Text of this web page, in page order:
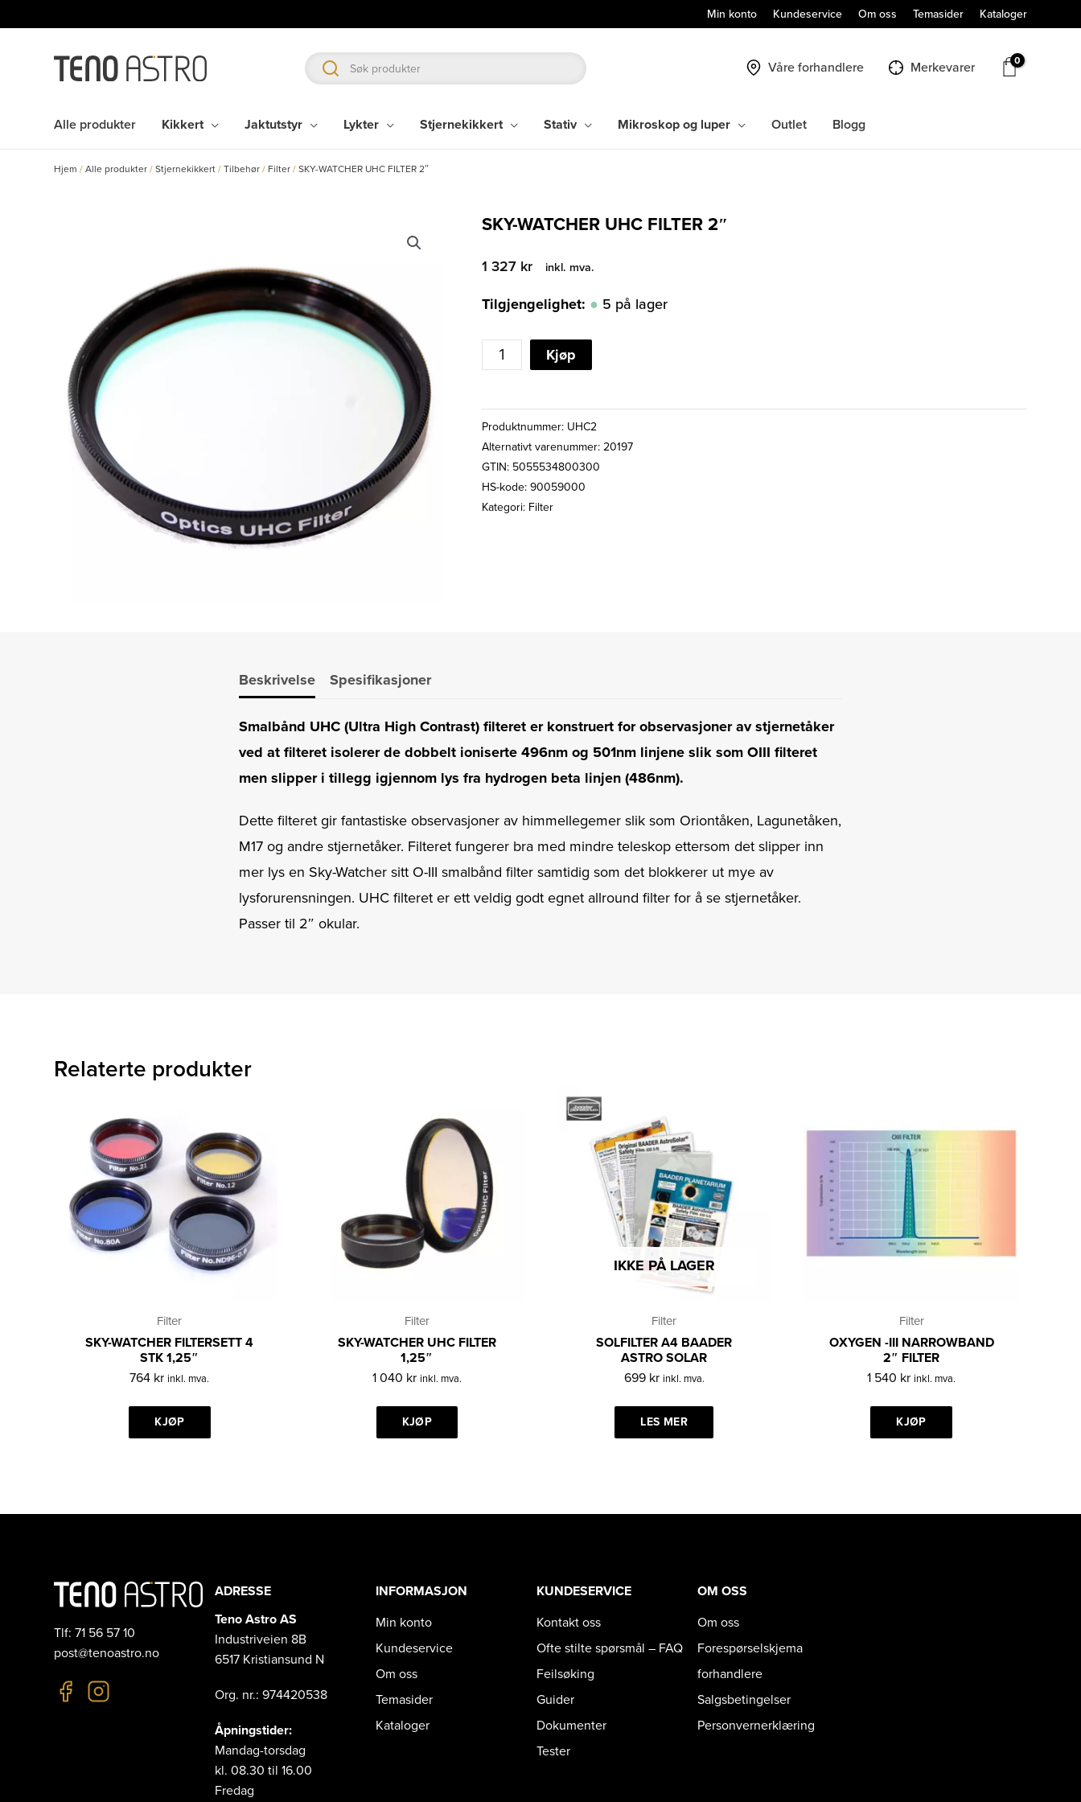
rett
Min konto Kundeservice Om oss Temasider Kataloger
Våre forhandlere Merkevarer
Alle produkter Kikkert Jaktutstyr Lykter Stjernekikkert Stativ Mikroskop og luper Outlet Blogg
Hjem /Alle produkter /Stjernekikkert /Tilbehør / Filter /SKY-WATCHER UHC FILTER 2″
SKY-WATCHER UHC FILTER 2″
1 327 kr inkl. mva.
Tilgjengelighet: 5 på lager
SKY-
WATCHER
2"
antall
Kjøp
Produktnummer: UHC2
Alternativt varenummer: 20197
GTIN: 5055534800300
HS-kode: 90059000
Kategori: Filter
Beskrivelse Spesifikasjoner
Smalbånd UHC (Ultra High Contrast) filteret er konstruert for observasjoner av stjernetåker
ved at filteret isolerer de dobbelt ioniserte 496nm og 501nm linjene slik som OIII filteret
men slipper i tillegg igjennom lys fra hydrogen beta linjen (486nm).
Dette filteret gir fantastiske observasjoner av himmellegemer slik som Oriontåken, Lagunetåken,
M17 og andre stjernetåker. Filteret fungerer bra med mindre teleskop ettersom det slipper inn
mer lys en Sky-Watcher sitt O-III smalbånd filter samtidig som det blokkerer ut mye av
lysforurensningen. UHC filteret er ett veldig godt egnet allround filter for å se stjernetåker.
Passer til 2″ okular.
Relaterte produkter
Filter
SKY-WATCHER FILTERSETT 4
STK 1,25″
764 kr inkl. mva.
KJØP
Filter
SKY-WATCHER UHC FILTER
1,25″
1 040 kr inkl. mva.
KJØP
IKKE PÅ LAGER
Filter
SOLFILTER A4 BAADER
ASTRO SOLAR
699 kr inkl. mva.
LES MER
Filter
OXYGEN -III NARROWBAND
2″ FILTER
1 540 kr inkl. mva.
KJØP
Tlf: 71 56 57 10
post@tenoastro.no
ADRESSE
Teno Astro AS
Industriveien 8B
6517 Kristiansund N
Org. nr.: 974420538
Åpningstider:
Mandag-torsdag
kl. 08.30 til 16.00
Fredag
INFORMASJON
Min konto
Kundeservice
Om oss
Temasider
Kataloger
KUNDESERVICE
Kontakt oss
Ofte stilte spørsmål – FAQ
Feilsøking
Guider
Dokumenter
Tester
OM OSS
Om oss
Forespørselskjema
forhandlere
Salgsbetingelser
Personvernerklæring